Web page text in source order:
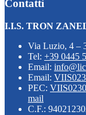
Contatti
I.I.S. TRON
Via Luzio, 4 –
Tel: +39 0445
Email:
Email:
PEC:
mail
C.F.: